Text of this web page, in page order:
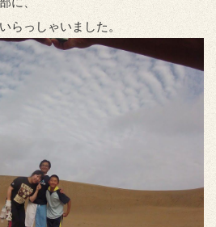
らっしゃいました。